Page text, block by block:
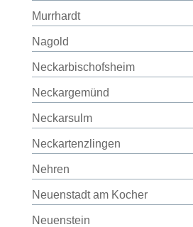
Murrhardt
Nagold
Neckarbischofsheim
Neckargemünd
Neckarsulm
Neckartenzlingen
Nehren
Neuenstadt am Kocher
Neuenstein